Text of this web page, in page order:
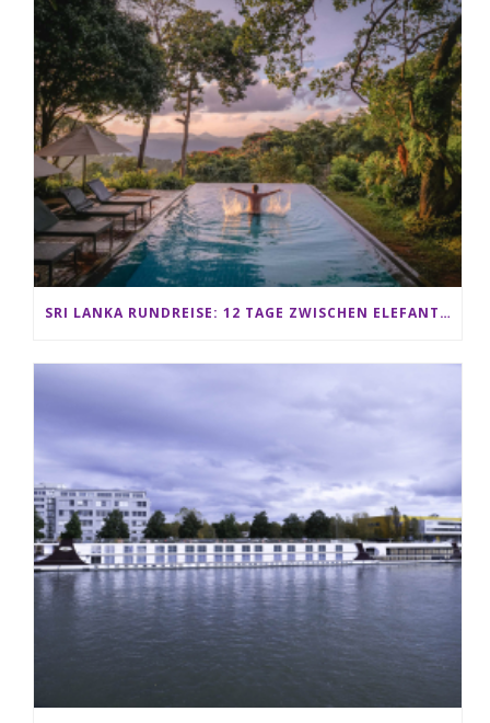
SRI LANKA RUNDREISE: 12 TAGE ZWISCHEN ELEFANTEN, TEEPLANTAGEN & STRAND ALS FAMILIE